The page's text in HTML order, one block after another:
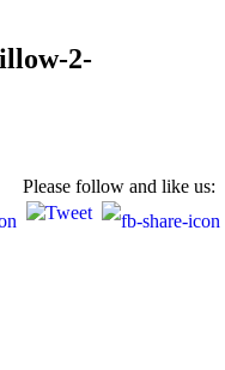
2-
Please follow and like us: